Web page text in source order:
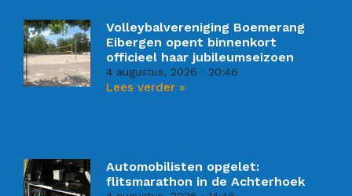
Volleybalvereniging Boemerang
Eibergen opent binnenkort
officieel haar jubileumseizoen
4 augustus, 2026 20:46
Lees verder »
Automobilisten opgelet:
flitsmarathon in de Achterhoek